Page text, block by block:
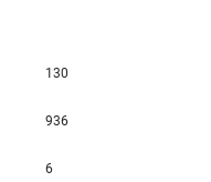
130
936
6